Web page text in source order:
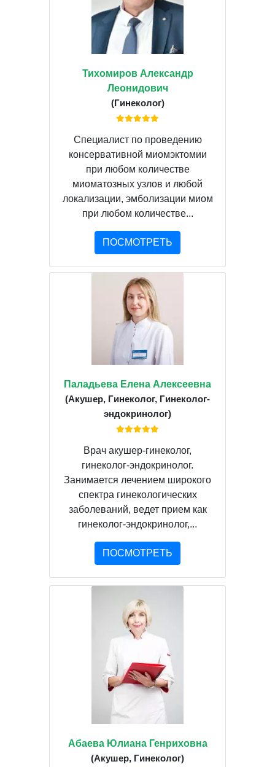
Тихомиров Александр
Леонидович
(Гинеколог)
Специалист по проведению
консервативной миомэктомии
при любом количестве
миоматозных узлов и любой
локализации, эмболизации миом
при любом количестве...
ПОСМОТРЕТЬ
Паладьева Елена Алексеевна
(Акушер, Гинеколог, Гинеколог-
эндокринолог)
Врач акушер-гинеколог,
гинеколог-эндокринолог.
Занимается лечением широкого
спектра гинекологических
заболеваний, ведет прием как
гинеколог-эндокринолог,...
ПОСМОТРЕТЬ
Абаева Юлиана Генриховна
(Акушер, Гинеколог)